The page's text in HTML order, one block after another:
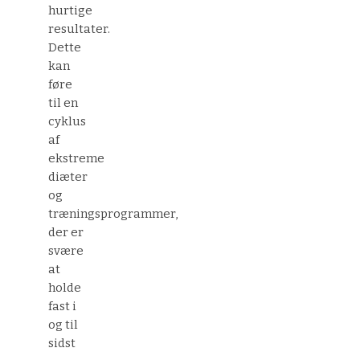
hurtige
resultater.
Dette
kan
føre
til en
cyklus
af
ekstreme
diæter
og
træningsprogrammer,
der er
svære
at
holde
fast i
og til
sidst